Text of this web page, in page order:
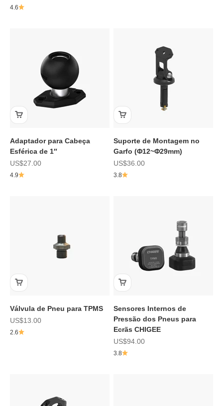
4.6
Adaptador para Cabeça
Esférica de 1″
Preço de promoção
US$27.00
4.9
Suporte de Montagem no
Garfo (Φ12~Φ29mm)
Preço de promoção
US$36.00
3.8
Válvula de Pneu para TPMS
Preço de promoção
US$13.00
2.6
Sensores Internos de
Pressão dos Pneus para
Ecrãs CHIGEE
Preço de promoção
US$94.00
3.8